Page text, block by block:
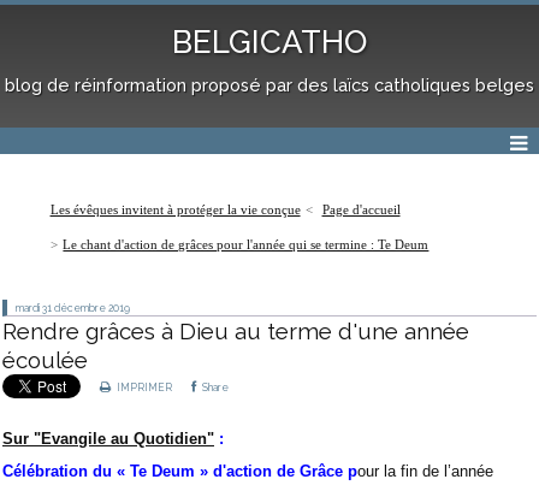
BELGICATHO
blog de réinformation proposé par des laïcs catholiques belges
Les évêques invitent à protéger la vie conçue Page d'accueil
Le chant d'action de grâces pour l'année qui se termine : Te Deum
mardi 31 décembre 2019
Rendre grâces à Dieu au terme d'une année
écoulée
IMPRIMER Share
Sur "Evangile au Quotidien" :
Célébration du « Te Deum » d'action de Grâce pour la fin de l’année